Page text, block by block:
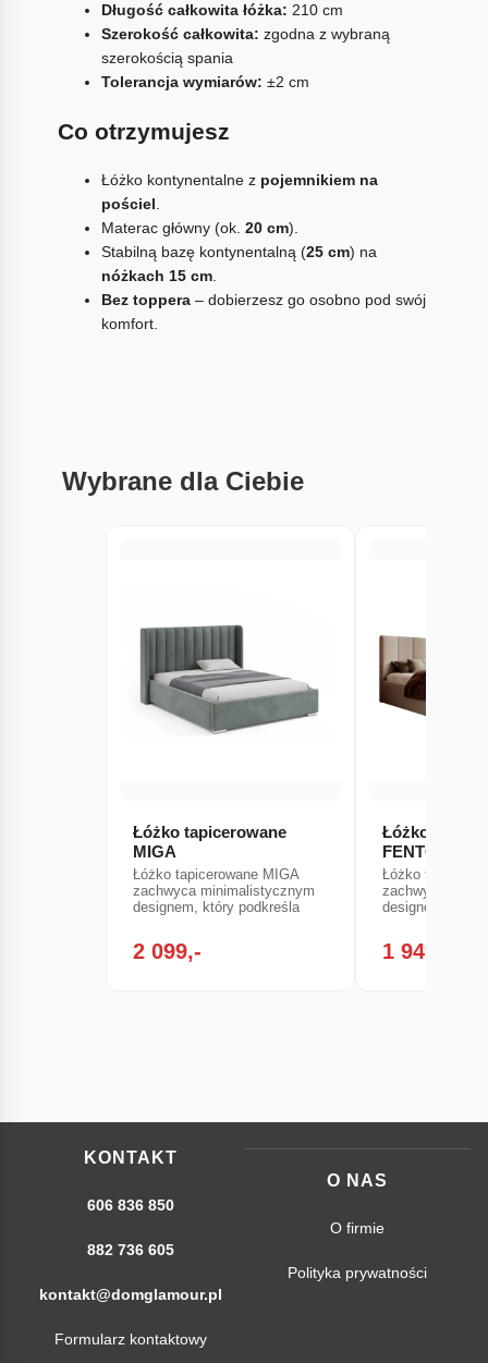
Długość całkowita łóżka: 210 cm
Szerokość całkowita: zgodna z wybraną
szerokością spania
Tolerancja wymiarów: ±2 cm
Co otrzymujesz
Łóżko kontynentalne z pojemnikiem na
pościel
Materac główny (ok. 20 cm).
Stabilną bazę kontynentalną (25 cm) na
nóżkach 15 cm.
Bez toppera– dobierzesz go osobno pod swój
komfort.
Wybrane dla Ciebie
Łóżko tapicerowane
MIGA
Łóżko tapicerowane MIGA
zachwyca minimalistycznym
designem, który podkreśla
2 099,-
Łóżko
FENTO
Łóżko
zachwyca
designem, który
1 949,-
KONTAKT
606 836 850
882 736 605
kontakt@domglamour.pl
Formularz kontaktowy
O NAS
O firmie
Polityka prywatności